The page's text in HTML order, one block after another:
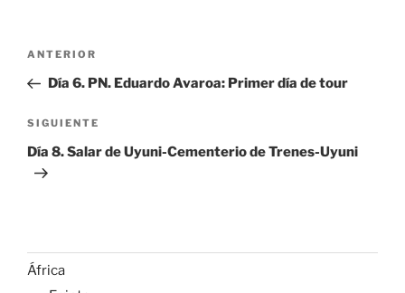
Navegación
entradas
Entrada
anterior:
ANTERIOR
Día 6. PN. Eduardo Avaroa: Primer día de tour
Siguiente
entrada
SIGUIENTE
Día 8. Salar de Uyuni-Cementerio de Trenes-Uyuni
África